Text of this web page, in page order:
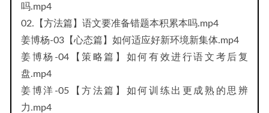
吗.mp4
02.【方法篇】语文要准备错题本积累本吗.mp4
姜博杨-03【心态篇】如何适应好新环境新集体.mp4
姜博杨-04【策略篇】如何有效进行语文考后复
盘.mp4
姜博洋-05【方法篇】如何训练出更成熟的思辨
力.mp4